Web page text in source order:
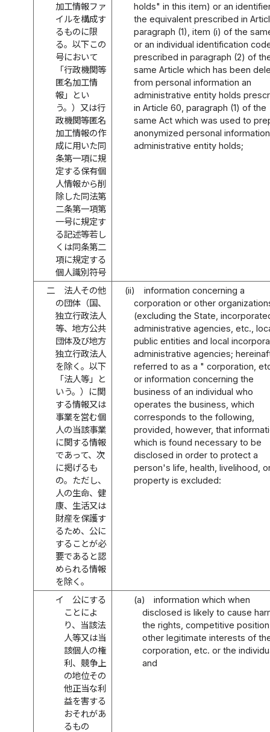
加工情報ファ
イルを構成す
るものに限
る。以下この
号において
「行政機関等
匿名加工情
報」とい
う。）又は行
政機関等匿名
加工情報の作
成に用いた同
条第一項に規
定する保有個
人情報から削
除した同法第
二条第一項第
一号に規定す
る記述等若し
くは同条第二
項に規定する
個人識別符号
holds" in this item) or an
the equivalent prescribed in
paragraph (1), item (i) of the
or an individual identification
prescribed in paragraph (2) of
same Article which has been
from personal information an
administrative entity holds
in Article 60, paragraph (1) of the
same Act which was used to
anonymized personal
administrative entity holds;
二
法人その他
の団体（国、
独立行政法人
等、地方公共
団体及び地方
独立行政法人
を除く。以下
「法人等」と
いう。）に関
する情報又は
事業を営む個
人の当該事業
に関する情報
であって、次
に掲げるも
の。ただし、
人の生命、健
康、生活又は
財産を保護す
るため、公に
することが必
要であると認
められる情報
を除く。
(ii)
information concerning a
corporation or other
(excluding the State,
administrative agencies, etc.,
public entities and local
administrative agencies;
referred to as a " corporation,
or information concerning the
business of an individual who
operates the business, which
corresponds to the following,
provided, however, that
which is found necessary to be
disclosed in order to protect a
person's life, health, livelihood,
property is excluded:
イ
公にする
ことによ
り、当該法
人等又は当
該個人の権
利、競争上
の地位その
他正当な利
益を害する
おそれがあ
るもの
(a)
information which when
disclosed is likely to cause
the rights, competitive
other legitimate interests of
corporation, etc. or the
and